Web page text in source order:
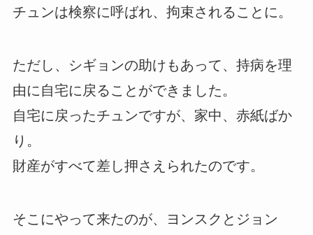
チュンは検察に呼ばれ、拘束されることに。
ただし、シギョンの助けもあって、持病を理
由に自宅に戻ることができました。
自宅に戻ったチュンですが、家中、赤紙ばか
り。
財産がすべて差し押さえられたのです。
そこにやって来たのが、ヨンスクとジョン